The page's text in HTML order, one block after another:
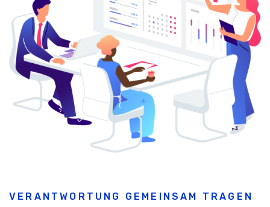
VERANTWORTUNG GEMEINSAM TRAGEN